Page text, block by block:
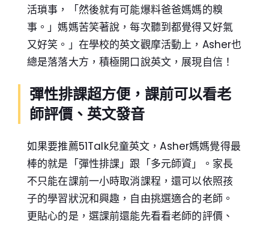
活瑣事，「然後就有可能爆料爸爸媽媽的糗
事。」媽媽苦笑著說，每次聽到都覺得又好氣
又好笑。」在學校的英文觀摩活動上，Asher也
總是落落大方，積極開口說英文，展現自信！
彈性排課超方便，課前可以看老
師評價、英文發音
如果要推薦51Talk兒童英文，Asher媽媽覺得最
棒的就是「彈性排課」跟「多元師資」。家長
不只能在課前一小時取消課程，還可以依照孩
子的學習狀況和興趣，自由挑選適合的老師。
更貼心的是，選課前還能先看看老師的評價、